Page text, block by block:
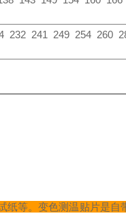
232 241 249 254 260
纸等。变色测温贴片是自